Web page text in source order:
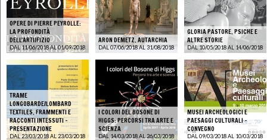
OPERE DI PIERRE PEYROLLE:
LA PROFONDITÀ
DELL'ARTIIFIZIO
DAL 11/06/2018 AL 01/09/2018
ARON DEMETZ. AUTARCHIA
DAL 07/06/2018 AL 31/08/2018
GLORIA PASTORE. PSICHE E
ALTRE STORIE
DAL 10/05/2018 AL 14/06/2018
TRAME
LONGOBARDE/LOMBARD
TEXTILES. FRAMMENTI E
RACCONTI INTESSUTI -
PRESENTAZIONE
DAL 23/03/2018 AL 23/03/2018
I COLORI DEL BOSONE DI
HIGGS: PERCORSI TRA ARTE E
SCIENZA
DAL 14/03/2018 AL 26/03/2018
MUSEI ARCHEOLOGICI E
PAESAGGI CULTURALI -
CONVEGNO
DAL 09/03/2018 AL 10/03/2018